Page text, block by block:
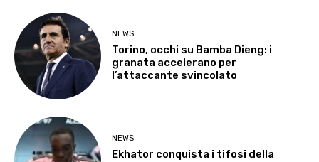
NEWS
Torino, occhi su Bamba Dieng: i
granata accelerano per
l’attaccante svincolato
NEWS
Ekhator conquista i tifosi della